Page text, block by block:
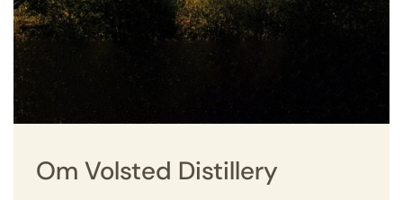
Om Volsted Distillery